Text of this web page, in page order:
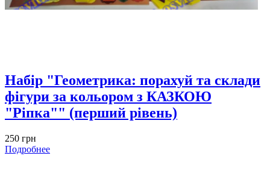
Набір "Геометрика: порахуй та склади
фігури за кольором з КАЗКОЮ
"Ріпка"" (перший рівень)
250 грн
Подробнее